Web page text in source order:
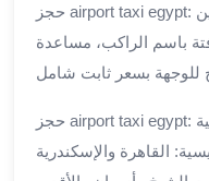
حجز airport taxi egypt: من صالة الوصول مباشرة — ليموزين
باسم الراكب، مساعدة
حجز airport taxi egypt: تغطية ليموزين اسكندرية الجغرافية
القاهرة والإسكندرية